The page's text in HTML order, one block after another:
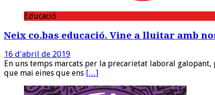
Educació
Neix co.bas educació. Vine a lluitar amb
16 d'abril de 2019
En uns temps marcats per la precarietat laboral
que mai eines que ens […]